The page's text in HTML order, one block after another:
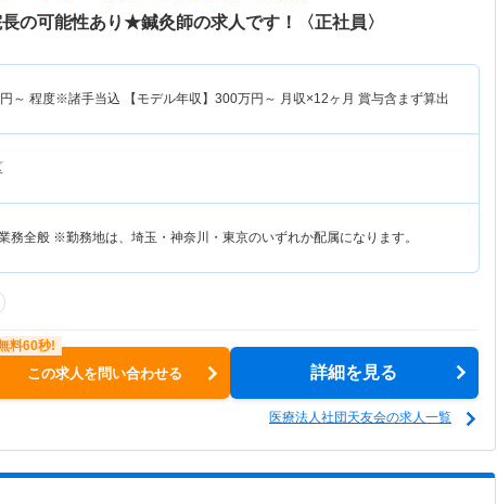
の可能性あり★鍼灸師の求人です！〈正社員〉
～ 程度※諸手当込 【モデル年収】 300万円～ 月収×12ヶ月 賞与含まず算出
務全般 ※勤務地は、埼玉・神奈川・東京のいずれか配属になります。
この求人を問い合わせる 詳細を見る
医療法人社団天友会の求人一覧